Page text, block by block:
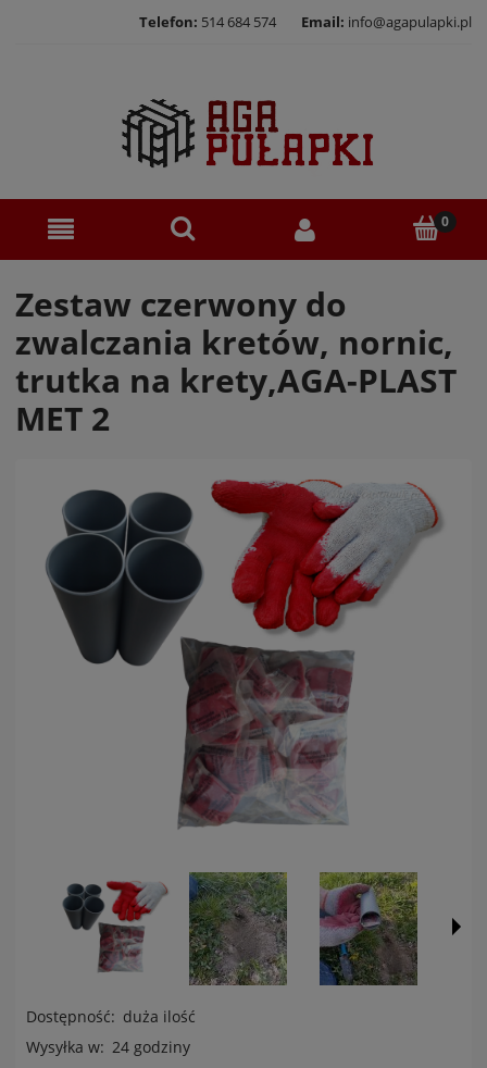
Telefon: 514 684 574 Email: info@agapulapki.pl
Zestaw czerwony do
zwalczania kretów, nornic,
trutka na krety,AGA-PLAST
MET 2
Dostępność: duża ilość
Wysyłka w: 24 godziny